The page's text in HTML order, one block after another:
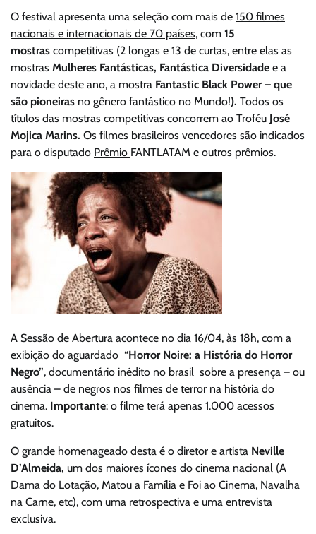
O festival apresenta uma seleção com mais de 150 filmes
nacionais e internacionais de 70 países, com 15
mostras competitivas (2 longas e 13 de curtas, entre elas as
mostras Mulheres Fantásticas, Fantástica Diversidade e a
novidade deste ano, a mostra Fantastic Black Power – que
são pioneiras no gênero fantástico no Mundo!). Todos os
títulos das mostras competitivas concorrem ao Troféu José
Mojica Marins. Os filmes brasileiros vencedores são indicados
para o disputado Prêmio FANTLATAM e outros prêmios.
A Sessão de Abertura acontece no dia 16/04, às 18h, com a
exibição do aguardado “Horror Noire: a História do Horror
Negro”, documentário inédito no brasil sobre a presença – ou
ausência – de negros nos filmes de terror na história do
cinema. Importante: o filme terá apenas 1.000 acessos
gratuitos.
O grande homenageado desta é o diretor e artista Neville
D’Almeida, um dos maiores ícones do cinema nacional (A
Dama do Lotação, Matou a Família e Foi ao Cinema, Navalha
na Carne, etc), com uma retrospectiva e uma entrevista
exclusiva.